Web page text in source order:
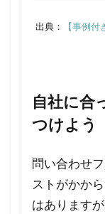
せフ
業文
送付
際
に、
どの
出典：
【事例
自社に合
つけよう
問い合わせ
ストがかか
はあります